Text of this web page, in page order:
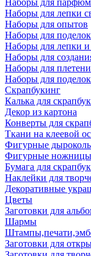
Наборы для
Наборы для лепки
Наборы для опытов
Наборы для
Наборы для лепки
Наборы для
Наборы для
Наборы для
Скрапбукинг
Калька для
Декор из картона
Конверты для
Ткани на клеевой
Фигурные
Фигурные ножницы
Бумага для
Наклейки для
Декоративные
Цветы
Заготовки для
Шармы
Заготовки для